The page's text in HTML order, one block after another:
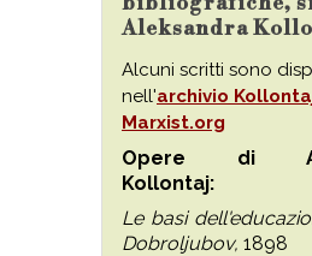
Aleksandra
Alcuni scritti sono
nell'archivio
Marxist.org
Opere di
Kollontaj:
Le basi
Dobroljubov, 1898